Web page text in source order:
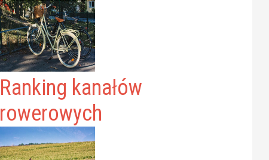
Ranking kanałów
rowerowych